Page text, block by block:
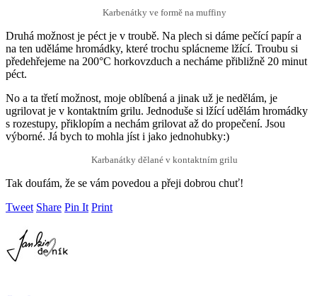
Karbenátky ve formě na muffiny
Druhá možnost je péct je v troubě. Na plech si dáme pečící papír a
na ten uděláme hromádky, které trochu splácneme lžící. Troubu si
předehřejeme na 200°C horkovzduch a necháme přibližně 20 minut
péct.
No a ta třetí možnost, moje oblíbená a jinak už je nedělám, je
ugrilovat je v kontaktním grilu. Jednoduše si lžící udělám hromádky
s rozestupy, přiklopím a nechám grilovat až do propečení. Jsou
výborné. Já bych to mohla jíst i jako jednohubky:)
Karbanátky dělané v kontaktním grilu
Tak doufám, že se vám povedou a přeji dobrou chuť!
Tweet Share Pin It Print